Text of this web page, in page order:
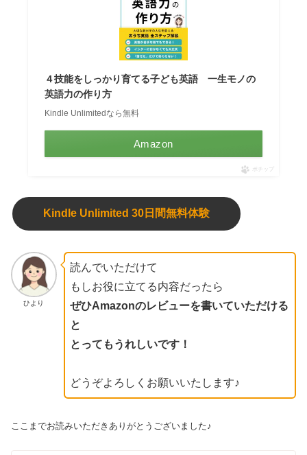
４技能をしっかり育てる子ども英語 一生モノの
英語力の作り方
Kindle Unlimitedなら無料
Amazon
ポチップ
Kindle Unlimited 30日間無料体験
ひより
読んでいただけて
もしお役に立てる内容だったら
ぜひAmazonのレビューを書いていただける
と
とってもうれしいです！
どうぞよろしくお願いいたします♪
ここまでお読みいただきありがとうございました♪